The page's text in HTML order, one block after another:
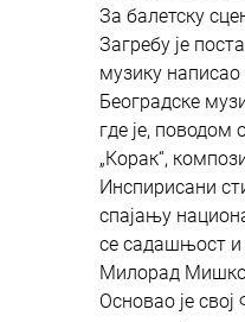
За балетску
Загребу је
музику
Београдске
где је,
„Корак“,
Инспирисани
спајању
се садашњост и
Милорад
Основао је